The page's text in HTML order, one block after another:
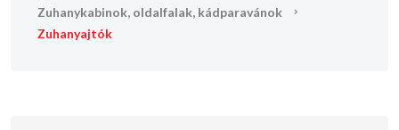
zuhanykabinok, oldalfalak, kádparavánok
zuhanyajtók